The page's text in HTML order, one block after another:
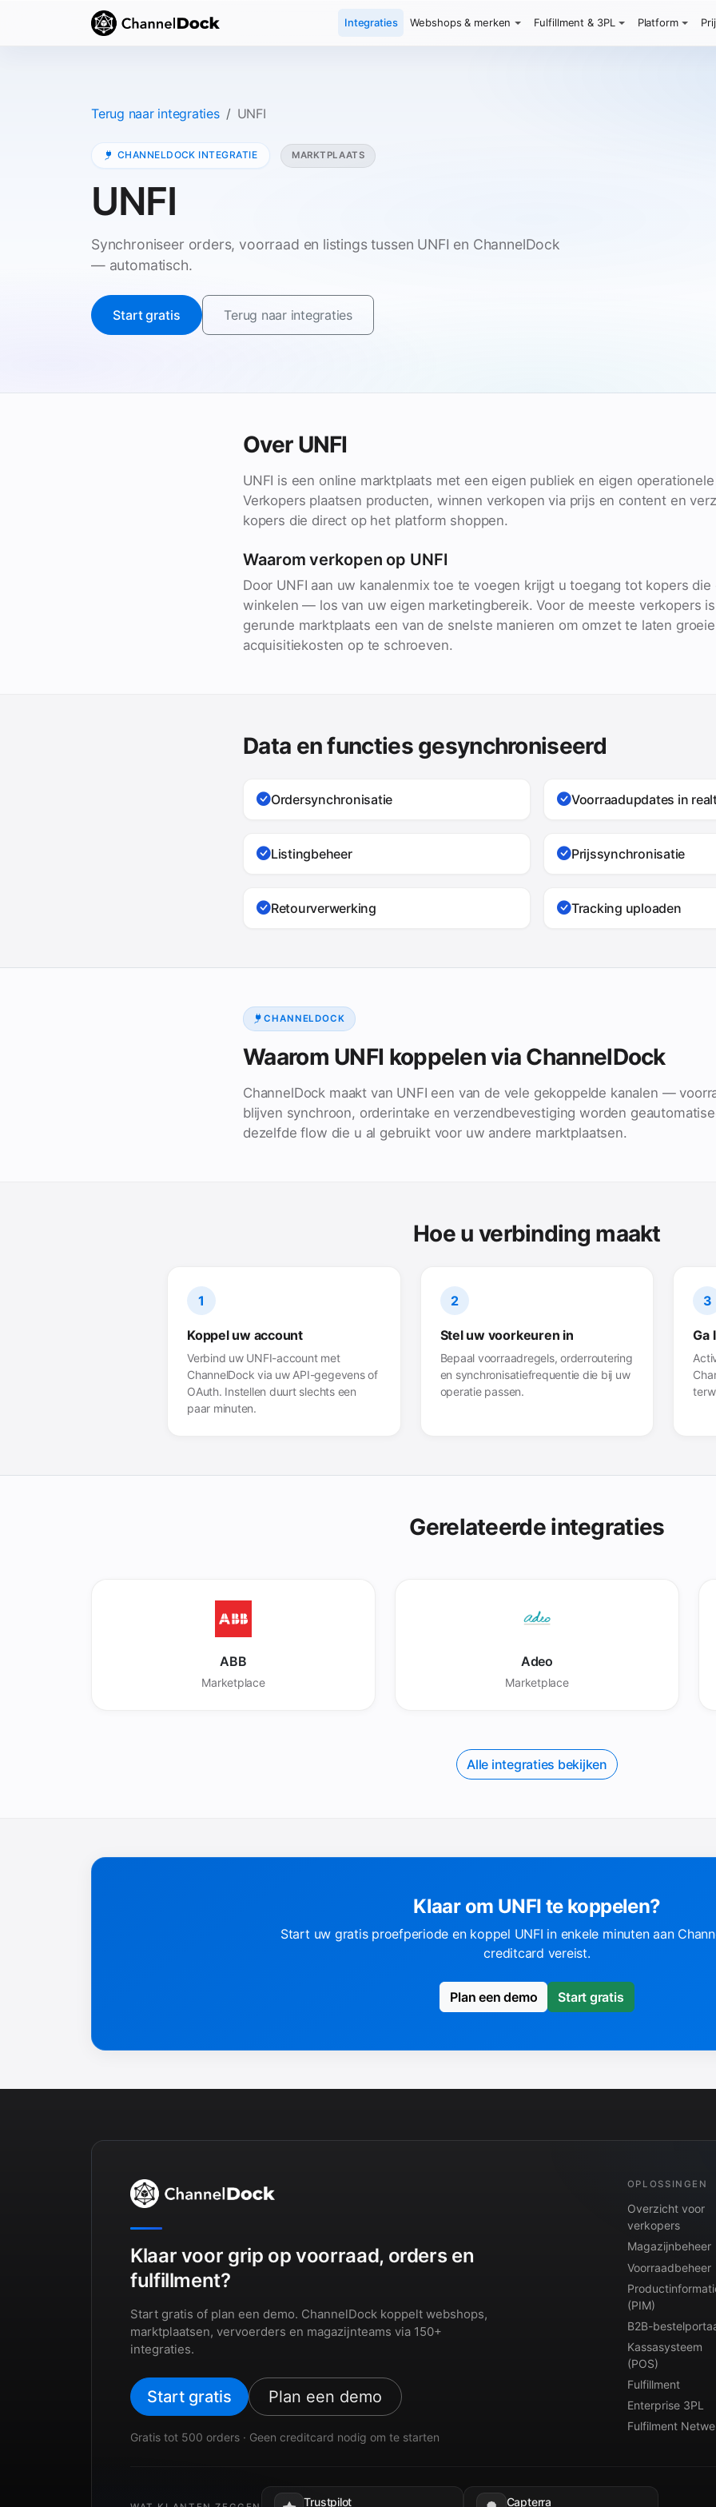
Integraties Webshops & merken Fulfillment & 3PL Platform
Terug naar integraties UNFI
CHANNELDOCK INTEGRATIE MARKTPLAATS
UNFI
Synchroniseer orders, voorraad en listings tussen UNFI en ChannelDock
— automatisch.
Start gratis Terug naar integraties
Over UNFI
UNFI is een online marktplaats met een eigen publiek en eigen
Verkopers plaatsen producten, winnen verkopen via prijs en content en
kopers die direct op het platform shoppen.
Waarom verkopen op UNFI
Door UNFI aan uw kanalenmix toe te voegen krijgt u toegang tot kopers die
winkelen — los van uw eigen marketingbereik. Voor de meeste verkopers
gerunde marktplaats een van de snelste manieren om omzet te laten
acquisitiekosten op te schroeven.
Data en functies gesynchroniseerd
Ordersynchronisatie Voorraadupdates in
Listingbeheer Prijssynchronisatie
Retourverwerking Tracking uploaden
CHANNELDOCK
Waarom UNFI koppelen via ChannelDock
ChannelDock maakt van UNFI een van de vele gekoppelde kanalen —
blijven synchroon, orderintake en verzendbevestiging worden
dezelfde flow die u al gebruikt voor uw andere marktplaatsen.
Hoe u verbinding maakt
1
Koppel uw account
Verbind uw UNFI-account met
ChannelDock via uw API-gegevens of
OAuth. Instellen duurt slechts een
paar minuten.
2
Stel uw voorkeuren in
Bepaal voorraadregels, orderroutering
en synchronisatiefrequentie die bij uw
operatie passen.
3
Ga
Gerelateerde integraties
ABB
Marketplace
Adeo
Marketplace
Alle integraties bekijken
Klaar om UNFI te koppelen?
Start uw gratis proefperiode en koppel UNFI in enkele minuten aan
creditcard vereist.
Plan een demo Start gratis
Klaar voor grip op voorraad, orders en
fulfillment?
Start gratis of plan een demo. ChannelDock koppelt webshops,
marktplaatsen, vervoerders en magazijnteams via 150+
integraties.
Start gratis Plan een demo
Gratis tot 500 orders · Geen creditcard nodig om te starten
OPLOSSINGEN
Overzicht voor
verkopers
Magazijnbeheer
Voorraadbeheer
(PIM)
B2B-
Kassasysteem
(POS)
Fulfillment
Enterprise 3PL
Fulfilment
Trustpilot Capterra